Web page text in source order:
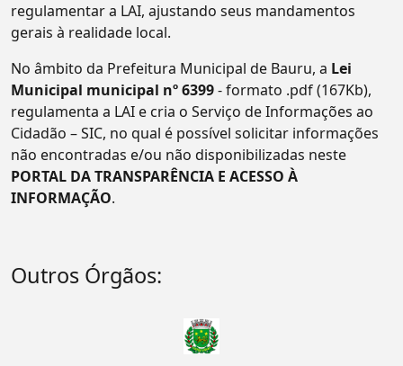
regulamentar a LAI, ajustando seus mandamentos
gerais à realidade local.
No âmbito da Prefeitura Municipal de Bauru, a Lei
Municipal municipal nº 6399- formato .pdf (167Kb),
regulamenta a LAI e cria o Serviço de Informações ao
Cidadão – SIC, no qual é possível solicitar informações
não encontradas e/ou não disponibilizadas neste
PORTAL DA TRANSPARÊNCIA E ACESSO À
INFORMAÇÃO.
Outros Órgãos: